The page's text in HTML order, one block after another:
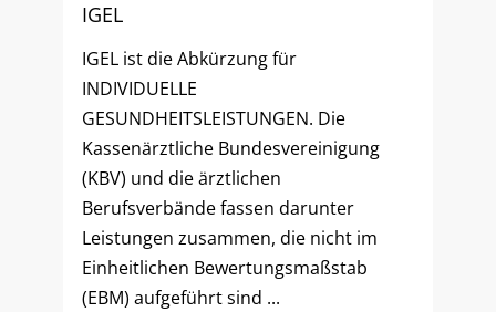
IGEL
IGEL ist die Abkürzung für
INDIVIDUELLE
GESUNDHEITSLEISTUNGEN. Die
Kassenärztliche Bundesvereinigung
(KBV) und die ärztlichen
Berufsverbände fassen darunter
Leistungen zusammen, die nicht im
Einheitlichen Bewertungsmaßstab
(EBM) aufgeführt sind ...